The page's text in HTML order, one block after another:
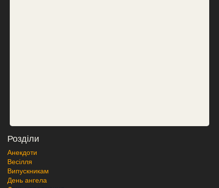
Розділи
Анекдоти
Весілля
Випускникам
День ангела